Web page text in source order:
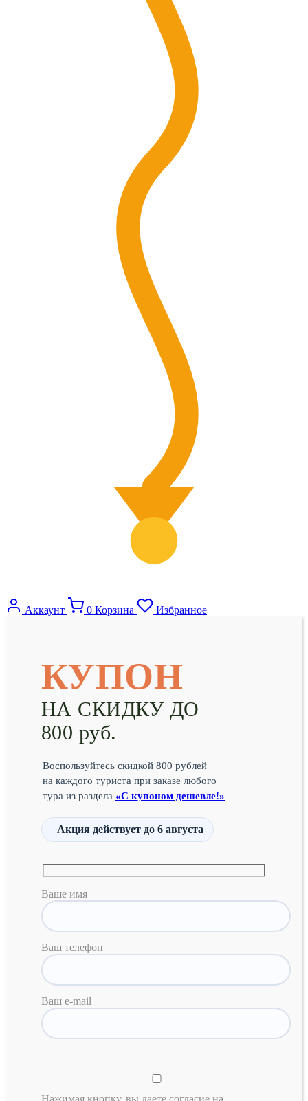
Аккаунт 0 Корзина Избранное
КУПОН
НА СКИДКУ ДО
800 руб.
Воспользуйтесь скидкой 800 рублей
на каждого туриста при заказе любого
тура из раздела «С купоном дешевле!»
Акция действует до 6 августа
Ваше имя
Ваш телефон
Ваш e-mail